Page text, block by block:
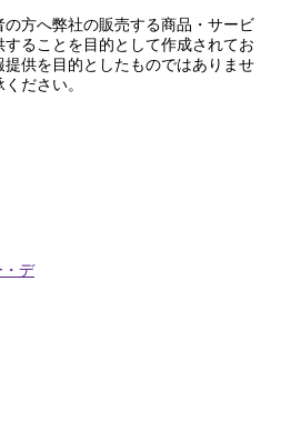
方へ弊社の販売する商品・サービ
ることを目的として作成されてお
提供を目的としたものではありませ
ださい。
・デ